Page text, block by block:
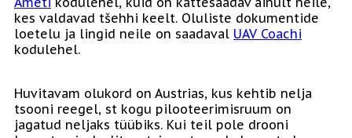
kes valdavad tšehhi keelt. Oluliste dokumentide
loetelu ja lingid neile on saadaval UAV Coachi
kodulehel.
Huvitavam olukord on Austrias, kus kehtib nelja
tsooni reegel, st kogu pilooteerimisruum on
jagatud neljaks tüübiks. Kui teil pole drooni